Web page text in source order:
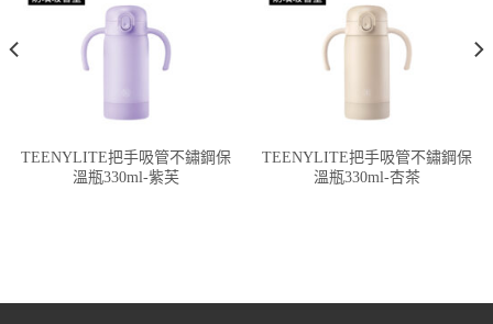
TEENYLITE把手吸管不鏽鋼保
溫瓶330ml-紫芙
TEENYLITE把手吸管不鏽鋼保
溫瓶330ml-杏茶